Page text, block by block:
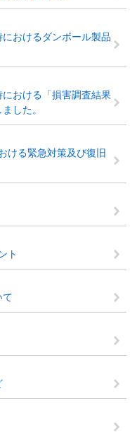
おけるダンボール製品
おける「損害調査結果
した。
ける緊急対策及び復旧
ト
て